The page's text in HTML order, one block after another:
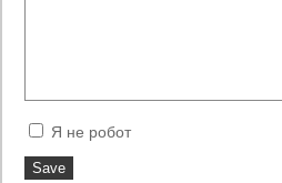
Я не робот